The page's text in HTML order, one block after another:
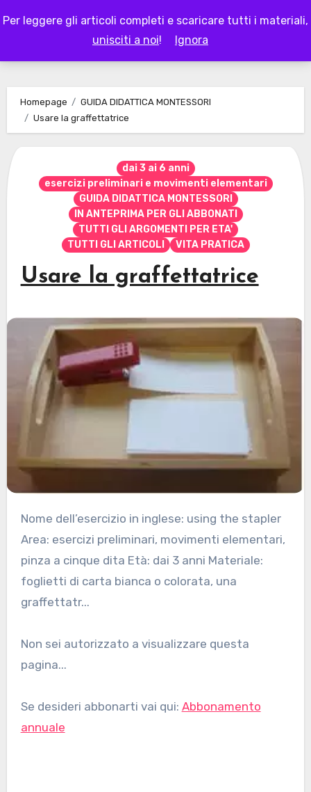
Per leggere gli articoli completi e scaricare tutti i materiali,
unisciti a noi! Ignora
to
LAPAPPADOLCE
Homepage
GUIDA DIDATTICA MONTESSORI
Usare la graffettatrice
dai 3 ai 6 anni
esercizi preliminari e movimenti elementari
GUIDA DIDATTICA MONTESSORI
IN ANTEPRIMA PER GLI ABBONATI
TUTTI GLI ARGOMENTI PER ETA'
TUTTI GLI ARTICOLI
VITA PRATICA
Usare la graffettatrice
Nome dell’esercizio in inglese: using the stapler
Area: esercizi preliminari, movimenti elementari,
pinza a cinque dita Età: dai 3 anni Materiale:
foglietti di carta bianca o colorata, una
graffettatr...
Non sei autorizzato a visualizzare questa
pagina...
Se desideri abbonarti vai qui: Abbonamento
annuale